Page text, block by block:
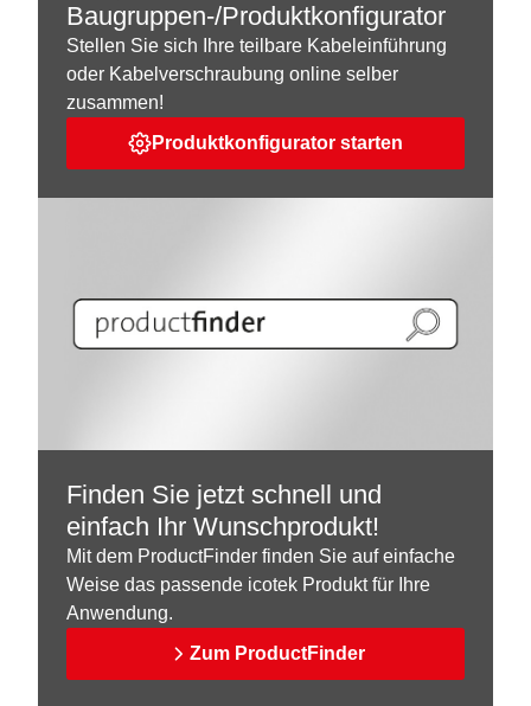
Baugruppen-/Produktkonfigurator
Stellen Sie sich Ihre teilbare Kabeleinführung
oder Kabelverschraubung online selber
zusammen!
Produktkonfigurator starten
Finden Sie jetzt schnell und
einfach Ihr Wunschprodukt!
Mit dem ProductFinder finden Sie auf einfache
Weise das passende icotek Produkt für Ihre
Anwendung.
Zum ProductFinder